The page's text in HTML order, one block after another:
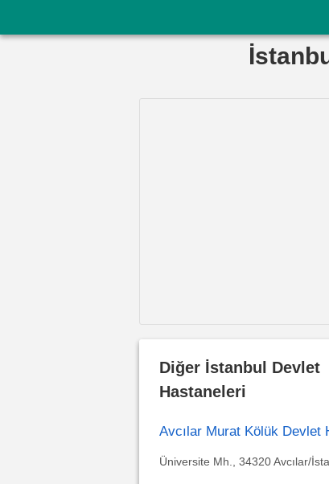
Diğer İstanbul Devlet
Hastaneleri
Avcılar Murat Kölük Devlet
Üniversite Mh., 34320 Avcılar/